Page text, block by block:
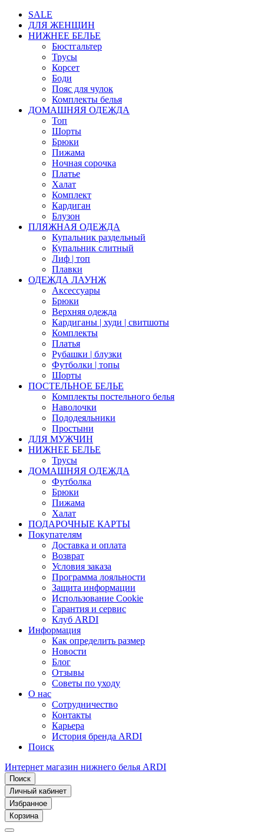
SALE
ДЛЯ ЖЕНЩИН
НИЖНЕЕ БЕЛЬЕ
Бюстгальтер
Трусы
Корсет
Боди
Пояс для чулок
Комплекты белья
ДОМАШНЯЯ ОДЕЖДА
Топ
Шорты
Брюки
Пижама
Ночная сорочка
Платье
Халат
Комплект
Кардиган
Блузон
ПЛЯЖНАЯ ОДЕЖДА
Купальник раздельный
Купальник слитный
Лиф | топ
Плавки
ОДЕЖДА ЛАУНЖ
Аксессуары
Брюки
Верхняя одежда
Кардиганы | худи | свитшоты
Комплекты
Платья
Рубашки | блузки
Футболки | топы
Шорты
ПОСТЕЛЬНОЕ БЕЛЬЕ
Комплекты постельного белья
Наволочки
Пододеяльники
Простыни
ДЛЯ МУЖЧИН
НИЖНЕЕ БЕЛЬЕ
Трусы
ДОМАШНЯЯ ОДЕЖДА
Футболка
Брюки
Пижама
Халат
ПОДАРОЧНЫЕ КАРТЫ
Покупателям
Доставка и оплата
Возврат
Условия заказа
Программа лояльности
Защита информации
Использование Cookie
Гарантия и сервис
Клуб ARDI
Информация
Как определить размер
Новости
Блог
Отзывы
Советы по уходу
О нас
Сотрудничество
Контакты
Карьера
История бренда ARDI
Поиск
Интернет магазин нижнего белья ARDI
Поиск
Личный кабинет
Избранное
Корзина